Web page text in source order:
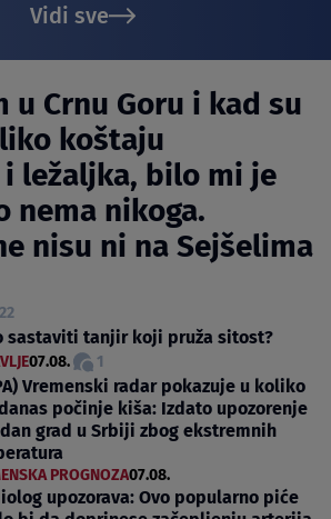
Vidi sve
u Crnu Goru i kad su
koštaju
ležaljka, bilo mi je
nema nikoga.
nisu ni na Sejšelima
22
sastaviti tanjir koji pruža sitost?
07.08. 1
Vremenski radar pokazuje u koliko
počinje kiša: Izdato upozorenje
grad u Srbiji zbog ekstremnih
PROGNOZA07.08.
upozorava: Ovo popularno piće